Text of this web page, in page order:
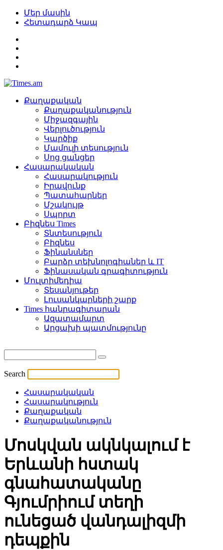
Մեր մասին
Հետադարձ Կապ
Քաղաքական
Քաղաքականություն
Միջազգային
Վերլուծություն
Կարծիք
Մամուլի տեսություն
Սոց ցանցեր
Հասարակական
Հասարակություն
Իրավունք
Պատահարներ
Մշակույթ
Սպորտ
Բիզնես Times
Տնտեսություն
Բիզնես
Ֆինանսներ
Բարձր տեխնոլոգիաներ և IT
Ֆինասական գրագիտություն
Մուլտիմեդիա
Տեսանյութեր
Լուսանկարների շարք
Times հանրագիտարան
Ազատամարտ
Արցախի պատմությունը
Search
Հասարակական
Հասարակություն
Քաղաքական
Քաղաքականություն
Մոսկվան ակնկալում է
Երևանի հստակ
գնահատականը
Գյումրիում տեղի
ունեցած վանդալիզմի
դեպքին